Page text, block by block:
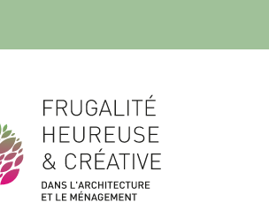
l'architecture et le ménagement des territoires